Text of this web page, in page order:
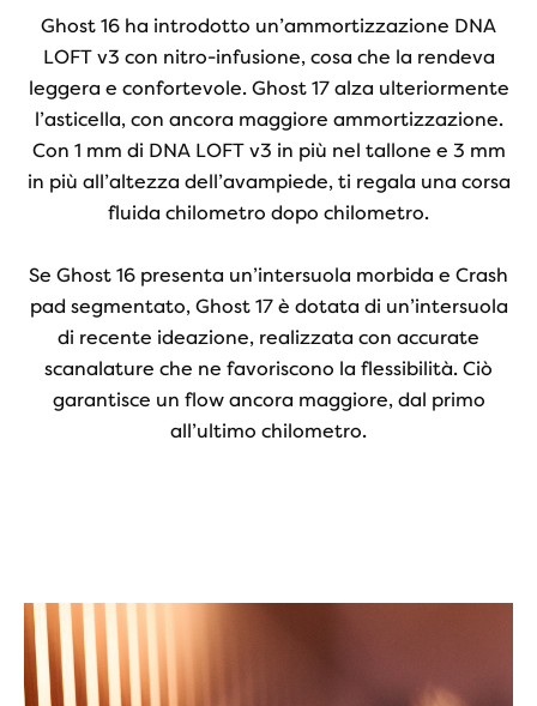
Ghost 16 ha introdotto un’ammortizzazione DNA
LOFT v3 con nitro-infusione, cosa che la rendeva
leggera e confortevole. Ghost 17 alza ulteriormente
l’asticella, con ancora maggiore ammortizzazione.
Con 1 mm di DNA LOFT v3 in più nel tallone e 3 mm
in più all’altezza dell’avampiede, ti regala una corsa
fluida chilometro dopo chilometro.
Se Ghost 16 presenta un’intersuola morbida e Crash
pad segmentato, Ghost 17 è dotata di un’intersuola
di recente ideazione, realizzata con accurate
scanalature che ne favoriscono la flessibilità. Ciò
garantisce un flow ancora maggiore, dal primo
all’ultimo chilometro.